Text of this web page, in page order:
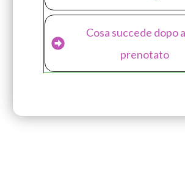
Cosa succede dopo
prenotato